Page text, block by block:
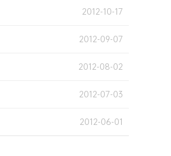
2012-10-17
2012-09-07
2012-08-02
2012-07-03
2012-06-01